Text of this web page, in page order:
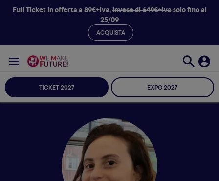
Full Ticket in offerta a 89€+iva,invece di 649€+ivasolo fino al
25/09
ACQUISTA
TICKET 2027 EXPO 2027